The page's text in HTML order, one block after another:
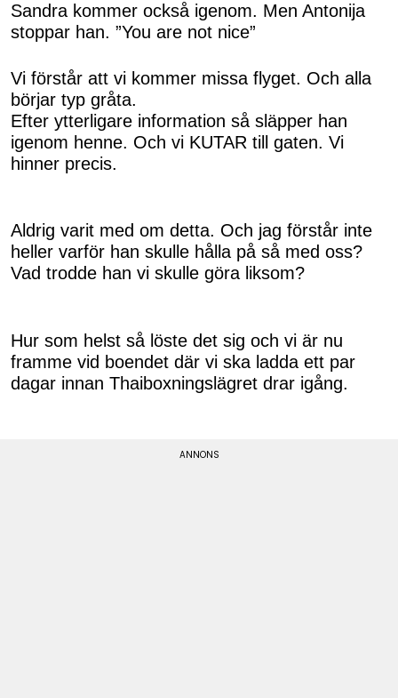
Sandra kommer också igenom. Men Antonija
stoppar han. ”You are not nice”
Vi förstår att vi kommer missa flyget. Och alla
börjar typ gråta.
Efter ytterligare information så släpper han
igenom henne. Och vi KUTAR till gaten. Vi
hinner precis.
Aldrig varit med om detta. Och jag förstår inte
heller varför han skulle hålla på så med oss?
Vad trodde han vi skulle göra liksom?
Hur som helst så löste det sig och vi är nu
framme vid boendet där vi ska ladda ett par
dagar innan Thaiboxningslägret drar igång.